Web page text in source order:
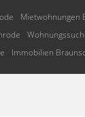
Mietwohnungen
Immobilien